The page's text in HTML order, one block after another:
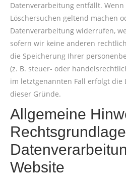
Datenverarbeitung entfällt.
Löschersuchen geltend machen
Datenverarbeitung widerrufen,
sofern wir keine anderen
die Speicherung Ihrer
(z. B. steuer- oder
im letztgenannten Fall erfolgt die
dieser Gründe.
Allgemeine
Website